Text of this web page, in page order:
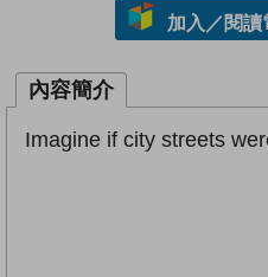
加入／閱讀
內容簡介
Imagine if city streets